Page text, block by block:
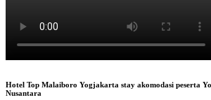
Hotel Top Malaiboro Yogjakarta stay akomodasi peserta
Nusantara